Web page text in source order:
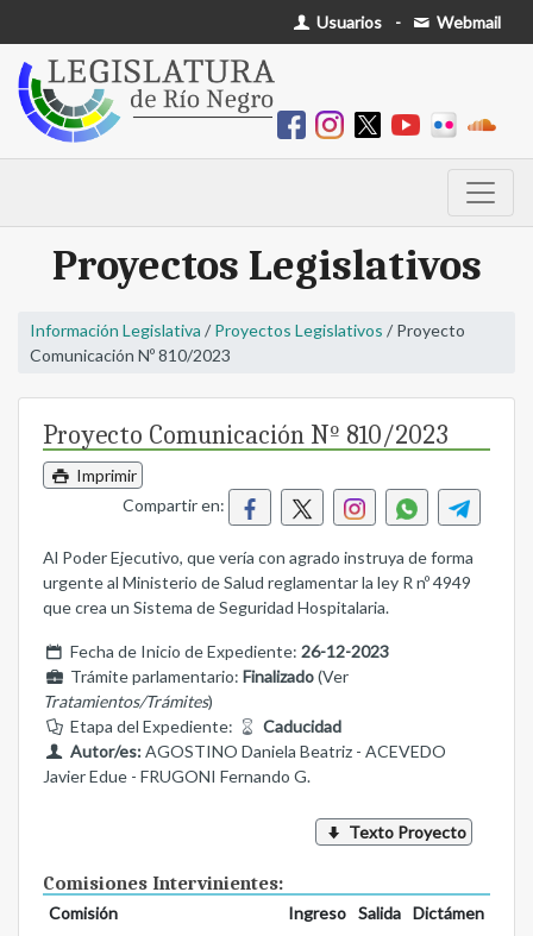
Usuarios - Webmail
Proyectos Legislativos
Información Legislativa / Proyectos Legislativos / Proyecto
Comunicación Nº 810/2023
Proyecto Comunicación Nº 810/2023
Imprimir
Compartir en:
Al Poder Ejecutivo, que vería con agrado instruya de forma
urgente al Ministerio de Salud reglamentar la ley R nº 4949
que crea un Sistema de Seguridad Hospitalaria.
Fecha de Inicio de Expediente: 26-12-2023
Trámite parlamentario: Finalizado(Ver
Tratamientos/Trámites)
Etapa del Expediente:
Caducidad
Autor/es:AGOSTINO Daniela Beatriz - ACEVEDO
Javier Edue - FRUGONI Fernando G.
Texto Proyecto
Comisiones Intervinientes:
Comisión Ingreso Salida
Dictámen